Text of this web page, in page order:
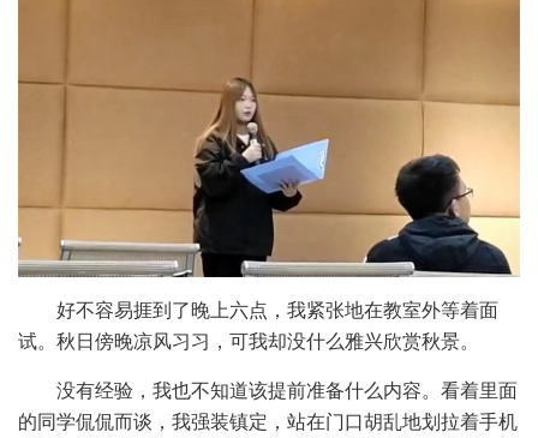
好不容易捱到了晚上六点，我紧张地在教室外等着面
试。秋日傍晚凉风习习，可我却没什么雅兴欣赏秋景。
没有经验，我也不知道该提前准备什么内容。看着里面
的同学侃侃而谈，我强装镇定，站在门口胡乱地划拉着手机